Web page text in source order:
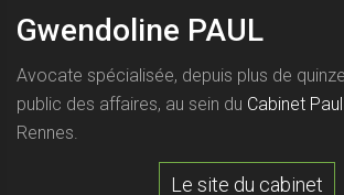
Gwendoline PAUL
Avocate spécialisée, depuis plus de
public des affaires, au sein du Cabinet
Rennes.
Le site du cabinet